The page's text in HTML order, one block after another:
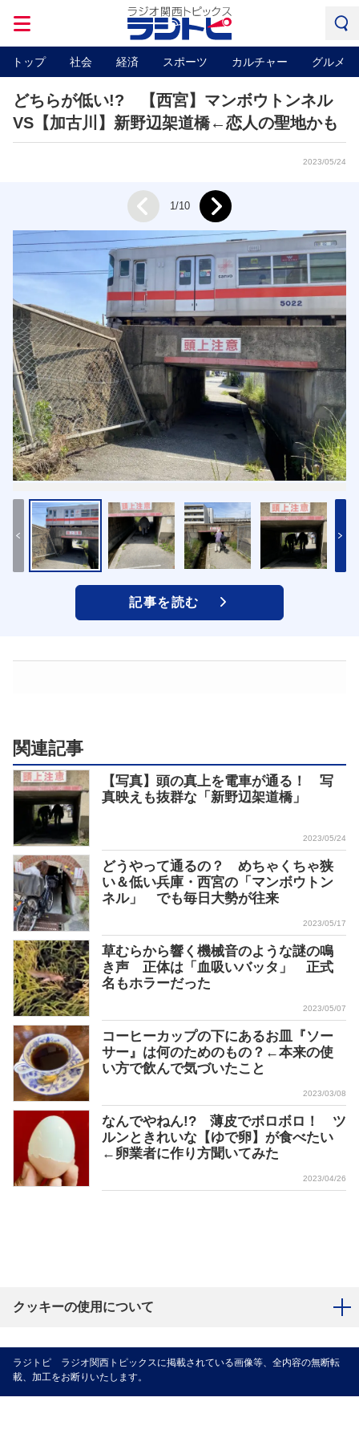
トップ 社会 経済 スポーツ カルチャー グルメ
どちらが低い!? 【西宮】マンボウトンネル
VS【加古川】新野辺架道橋←恋人の聖地かも
2023/05/24
1/10
記事を読む
関連記事
【写真】頭の真上を電車が通る！ 写
真映えも抜群な「新野辺架道橋」
2023/05/24
どうやって通るの？ めちゃくちゃ狭
い＆低い兵庫・西宮の「マンボウトン
ネル」 でも毎日大勢が往来
2023/05/17
草むらから響く機械音のような謎の鳴
き声 正体は「血吸いバッタ」 正式
名もホラーだった
2023/05/07
コーヒーカップの下にあるお皿『ソー
サー』は何のためのもの？←本来の使
い方で飲んで気づいたこと
2023/03/08
なんでやねん!? 薄皮でボロボロ！ ツ
ルンときれいな【ゆで卵】が食べたい
←卵業者に作り方聞いてみた
2023/04/26
クッキーの使用について
ラジトピ ラジオ関西トピックスに掲載されている画像等、全内容の無断転
載、加工をお断りいたします。